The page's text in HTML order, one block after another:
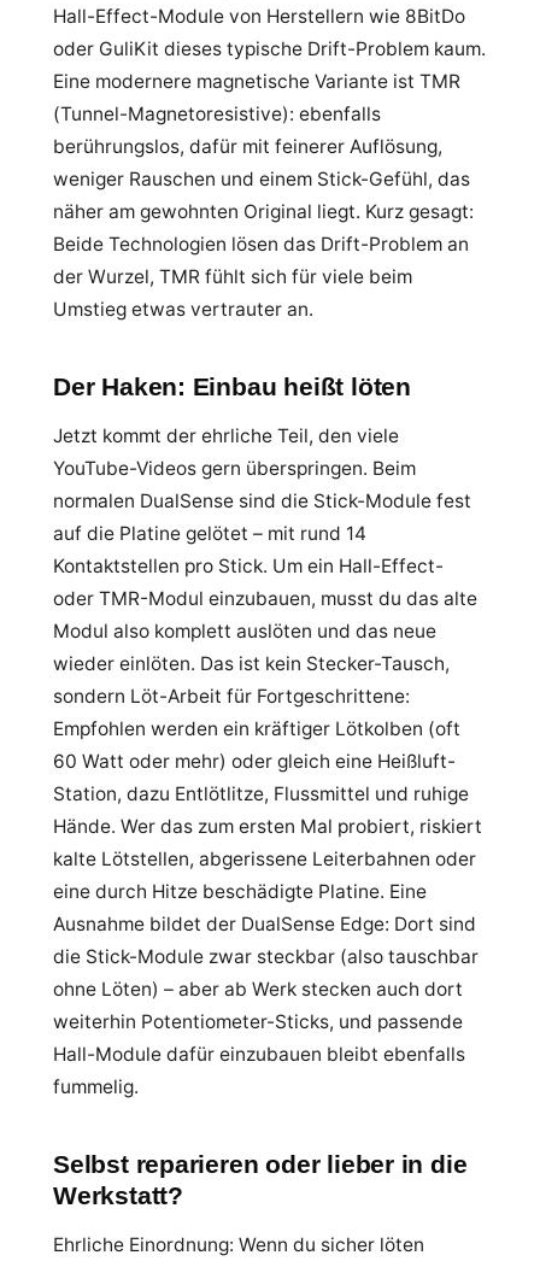
Hall-Effect-Module von Herstellern wie 8BitDo
oder GuliKit dieses typische Drift-Problem kaum.
Eine modernere magnetische Variante ist TMR
(Tunnel-Magnetoresistive): ebenfalls
berührungslos, dafür mit feinerer Auflösung,
weniger Rauschen und einem Stick-Gefühl, das
näher am gewohnten Original liegt. Kurz gesagt:
Beide Technologien lösen das Drift-Problem an
der Wurzel, TMR fühlt sich für viele beim
Umstieg etwas vertrauter an.
Der Haken: Einbau heißt löten
Jetzt kommt der ehrliche Teil, den viele
YouTube-Videos gern überspringen. Beim
normalen DualSense sind die Stick-Module fest
auf die Platine gelötet – mit rund 14
Kontaktstellen pro Stick. Um ein Hall-Effect-
oder TMR-Modul einzubauen, musst du das alte
Modul also komplett auslöten und das neue
wieder einlöten. Das ist kein Stecker-Tausch,
sondern Löt-Arbeit für Fortgeschrittene:
Empfohlen werden ein kräftiger Lötkolben (oft
60 Watt oder mehr) oder gleich eine Heißluft-
Station, dazu Entlötlitze, Flussmittel und ruhige
Hände. Wer das zum ersten Mal probiert, riskiert
kalte Lötstellen, abgerissene Leiterbahnen oder
eine durch Hitze beschädigte Platine. Eine
Ausnahme bildet der DualSense Edge: Dort sind
die Stick-Module zwar steckbar (also tauschbar
ohne Löten) – aber ab Werk stecken auch dort
weiterhin Potentiometer-Sticks, und passende
Hall-Module dafür einzubauen bleibt ebenfalls
fummelig.
Selbst reparieren oder lieber in die
Werkstatt?
Ehrliche Einordnung: Wenn du sicher löten